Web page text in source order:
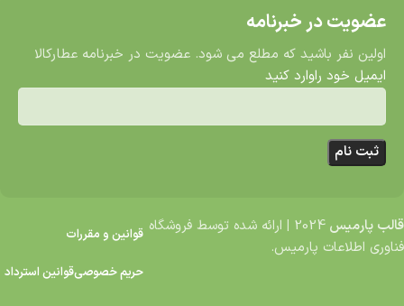
عضویت در خبرنامه
اولین نفر باشید که مطلع می شود. عضویت در خبرنامه عطارکالا
ایمیل خود راوارد کنید
قالب پارمیس 2024
| ارائه شده توسط فروشگاه
فناوری اطلاعات پارمیس.
قوانین و مقررات
حریم خصوصیقوانین استرداد